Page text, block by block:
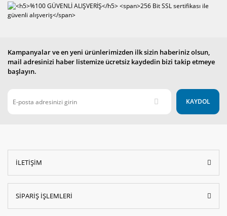
Kampanyalar ve en yeni ürünlerimizden ilk sizin haberiniz olsun,
mail adresinizi haber listemize ücretsiz kaydedin bizi takip etmeye
başlayın.
KAYDOL
İLETİŞİM
SİPARİŞ İŞLEMLERİ